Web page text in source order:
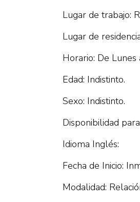
Lugar de trabajo:
Lugar de
Horario: De
Edad: Indistinto.
Sexo: Indistinto.
Disponibilidad
Idioma Inglés:
Fecha de Inicio:
Modalidad: